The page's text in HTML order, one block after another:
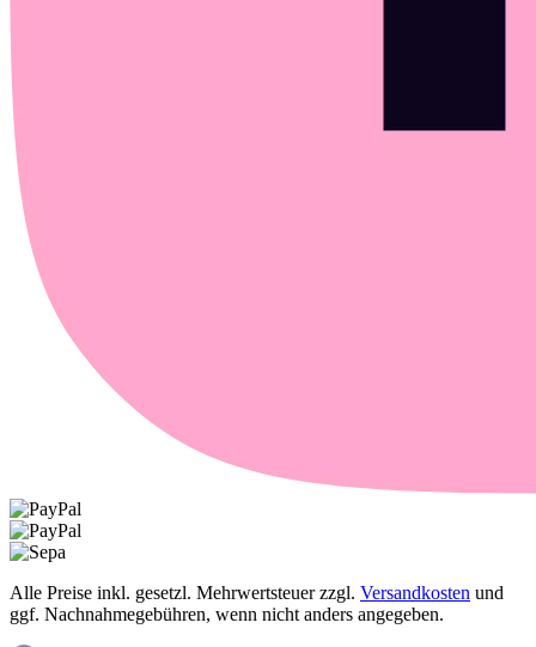
Alle Preise inkl. gesetzl. Mehrwertsteuer zzgl. Versandkosten und
ggf. Nachnahmegebühren, wenn nicht anders angegeben.